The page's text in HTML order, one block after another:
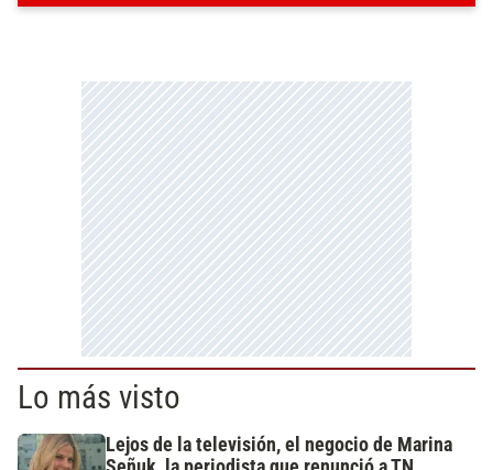
Lo más visto
Lejos de la televisión, el negocio de Marina